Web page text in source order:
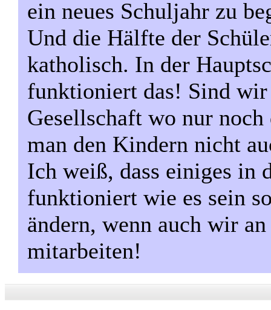
ein neues Schuljahr zu
Und die Hälfte der
katholisch. In der
funktioniert das! Sind
Gesellschaft wo nur
man den Kindern nicht
Ich weiß, dass einiges in
funktioniert wie es sein
ändern, wenn auch wir
mitarbeiten!